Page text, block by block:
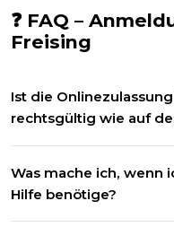
❓ FAQ –
Freising
Ist die
rechtsgültig wie auf
Was mache ich, wenn
Hilfe benötige?